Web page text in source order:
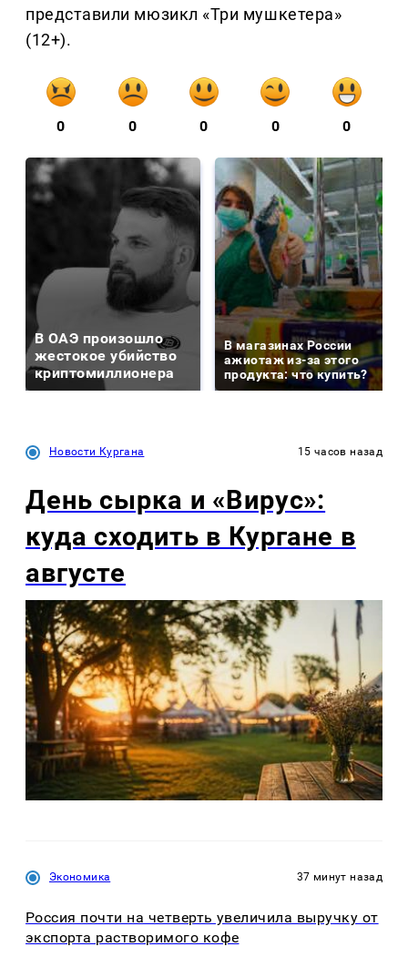
представили мюзикл «Три мушкетера»
(12+).
0 0 0 0 0
В ОАЭ произошло
жестокое убийство
криптомиллионера
В магазинах России
ажиотаж из-за этого
продукта: что купить?
Новости Кургана 15 часов назад
День сырка и «Вирус»:
куда сходить в Кургане в
августе
Экономика 37 минут назад
Россия почти на четверть увеличила выручку от
экспорта растворимого кофе